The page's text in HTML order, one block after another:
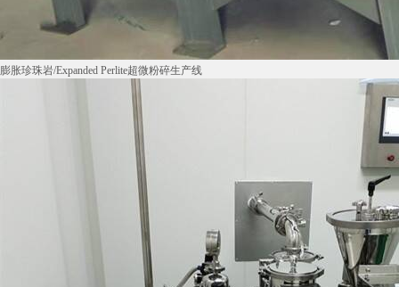
膨胀珍珠岩/Expanded Perlite超微粉碎生产线